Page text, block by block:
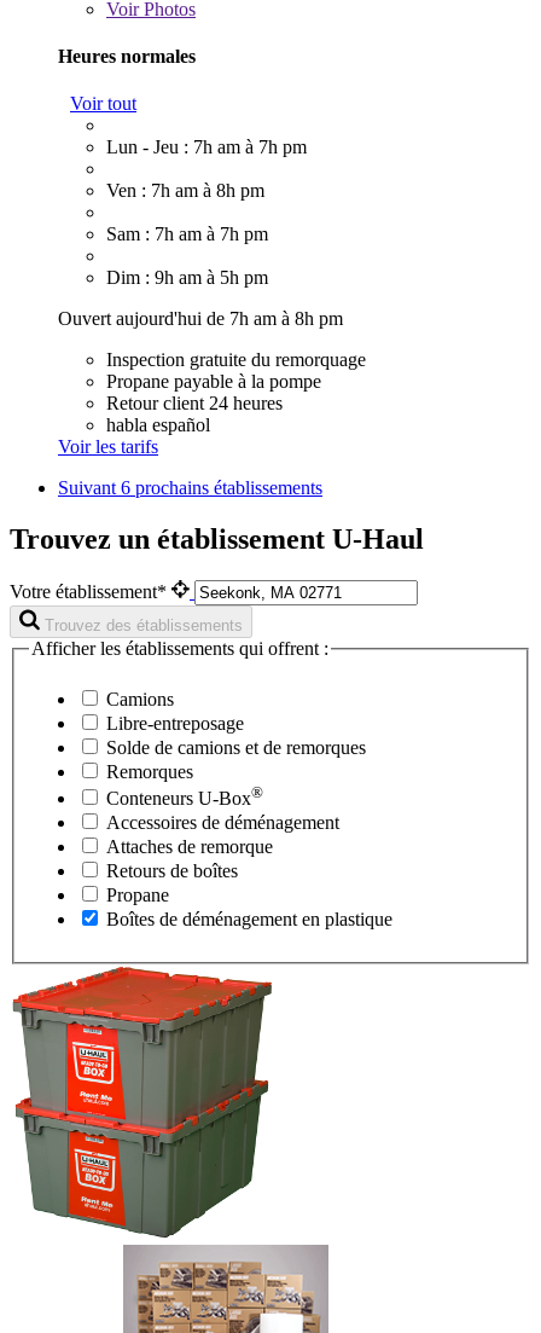
VoirPhotos
Heures normales
Voir tout
Lun - Jeu : 7h am à 7h pm
Ven : 7h am à 8h pm
Sam : 7h am à 7h pm
Dim : 9h am à 5h pm
Ouvert aujourd'hui de 7h am à 8h pm
Inspection gratuite du remorquage
Propane payable à la pompe
Retour client 24 heures
habla español
Voir les tarifs
Suivant6 prochains établissements
Trouvez un établissement U-Haul
Votre établissement*
Trouvez des établissements
Afficher les établissements qui offrent :
Camions
Libre-entreposage
Solde de camions et de remorques
Remorques
Conteneurs U-Box®
Accessoires de déménagement
Attaches de remorque
Retours de boîtes
Propane
Boîtes de déménagement en plastique